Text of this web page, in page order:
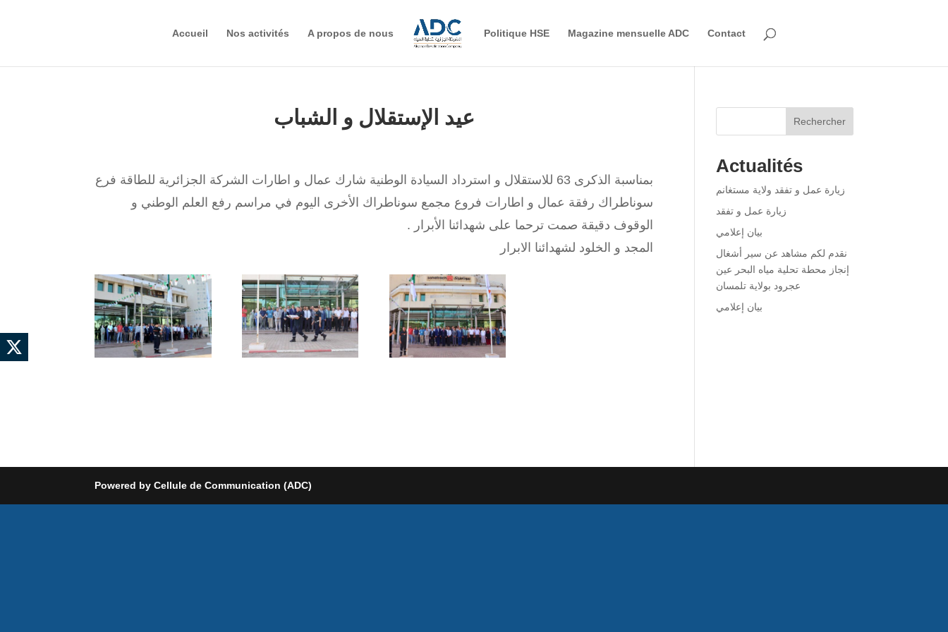
Accueil Nos activités A propos de nous Politique HSE Magazine mensuelle ADC Contact
عيد الإستقلال و الشباب
بمناسبة الذكرى 63 للاستقلال و استرداد السيادة الوطنية شارك عمال و اطارات الشركة الجزائرية للطاقة فرع
سوناطراك رفقة عمال و اطارات فروع مجمع سوناطراك الأخرى اليوم في مراسم رفع العلم الوطني و
الوقوف دقيقة صمت ترحما على شهدائنا الأبرار .
المجد و الخلود لشهدائنا الابرار
Rechercher
Actualités
زيارة عمل و تفقد ولاية مستغانم
زيارة عمل و تفقد
بيان إعلامي
نقدم لكم مشاهد عن سير أشغال
إنجاز محطة تحلية مياه البحر عين
عجرود بولاية تلمسان
بيان إعلامي
Powered by Cellule de Communication (ADC)